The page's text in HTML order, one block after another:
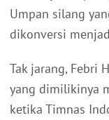
Umpan silang
dikonversi
Tak jarang, Febri
yang dimilikinya
ketika Timnas